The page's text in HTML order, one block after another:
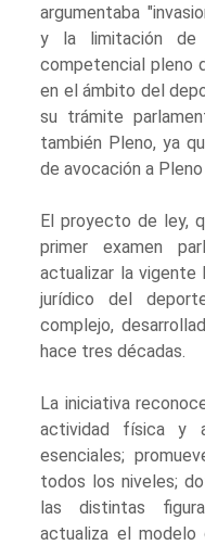
argumentaba
y la limitación de
competencial pleno
en el ámbito del
su trámite
también Pleno, ya
de avocación a
El proyecto de ley,
primer examen
actualizar la vigente
jurídico del
complejo,
hace tres décadas.
La iniciativa
actividad física y
esenciales;
todos los niveles;
las distintas
actualiza el